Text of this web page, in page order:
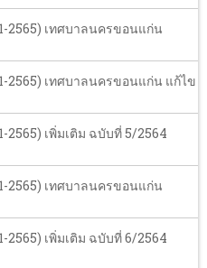
2565) เทศบาลนครขอนแก่น
2565) เทศบาลนครขอนแก่น แก้ไข
เพิ่มเติม ฉบับที่ 5/2564
2565) เทศบาลนครขอนแก่น
เพิ่มเติม ฉบับที่ 6/2564